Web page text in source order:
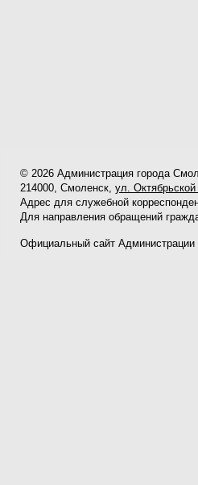
© 2026 Администрация города
214000, Смоленск,ул.
Адрес для служебной
Для направления обращений
Официальный сайт